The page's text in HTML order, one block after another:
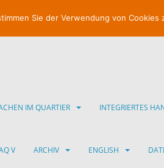
IM QUARTIER INTEGRIERTES
V ARCHIV ENGLISH
Sie der Verwendung von Cookies